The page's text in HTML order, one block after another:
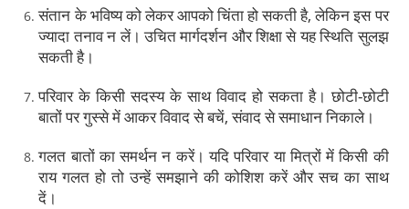
संतान के भविष्य को लेकर आपको चिंता हो सकती है, लेकिन इस पर
ज्यादा तनाव न लें। उचित मार्गदर्शन और शिक्षा से यह स्थिति सुलझ
सकती है।
परिवार के किसी सदस्य के साथ विवाद हो सकता है। छोटी-छोटी
बातों पर गुस्से में आकर विवाद से बचें, संवाद से समाधान निकाले।
गलत बातों का समर्थन न करें। यदि परिवार या मित्रों में किसी की
राय गलत हो तो उन्हें समझाने की कोशिश करें और सच का साथ
दें।